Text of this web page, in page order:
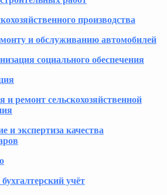
производства
и обслуживанию автомобилей
социального обеспечения
и ремонт сельскохозяйственной
и экспертиза качества
учёт